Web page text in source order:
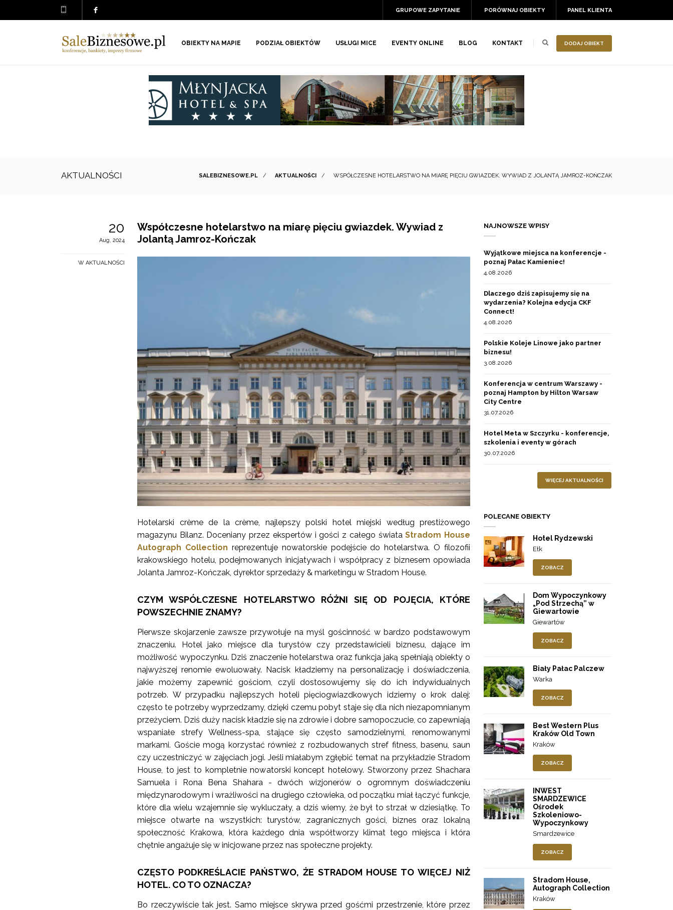
PANEL KLIENTA
PORÓWNAJ OBIEKTY
GRUPOWE ZAPYTANIE
DODAJ OBIEKT
OBIEKTY NA MAPIE PODZIAŁ OBIEKTÓW USŁUGI MICE EVENTY ONLINE BLOG KONTAKT
AKTUALNOŚCI SALEBIZNESOWE.PL / AKTUALNOŚCI / WSPÓŁCZESNE HOTELARSTWO NA MIARĘ PIĘCIU GWIAZDEK. WYWIAD Z JOLANTĄ JAMROZ-KOŃCZAK
20
Aug, 2024
W AKTUALNOŚCI
Współczesne hotelarstwo na miarę pięciu gwiazdek. Wywiad z
Jolantą Jamroz-Kończak
Hotelarski crème de la crème, najlepszy polski hotel miejski według prestiżowego
magazynu Bilanz. Doceniany przez ekspertów i gości z całego świataStradom House
Autograph Collection reprezentuje nowatorskie podejście do hotelarstwa. O filozofii
krakowskiego hotelu, podejmowanych inicjatywach i współpracy z biznesem opowiada
Jolanta Jamroz-Kończak, dyrektor sprzedaży & marketingu w Stradom House.
CZYM WSPÓŁCZESNE HOTELARSTWO RÓŻNI SIĘ OD POJĘCIA, KTÓRE
POWSZECHNIE ZNAMY?
Pierwsze skojarzenie zawsze przywołuje na myśl gościnność w bardzo podstawowym
znaczeniu. Hotel jako miejsce dla turystów czy przedstawicieli biznesu, dające im
możliwość wypoczynku. Dziś znaczenie hotelarstwa oraz funkcja jaką spełniają obiekty o
najwyższej renomie ewoluowały. Nacisk kładziemy na personalizację i doświadczenia,
jakie możemy zapewnić gościom, czyli dostosowujemy się do ich indywidualnych
potrzeb. W przypadku najlepszych hoteli pięciogwiazdkowych idziemy o krok dalej:
często te potrzeby wyprzedzamy, dzięki czemu pobyt staje się dla nich niezapomnianym
przeżyciem. Dziś duży nacisk kładzie się na zdrowie i dobre samopoczucie, co zapewniają
wspaniałe strefy Wellness-spa, stające się często samodzielnymi, renomowanymi
markami. Goście mogą korzystać również z rozbudowanych stref fitness, basenu, saun
czy uczestniczyć w zajęciach jogi. Jeśli miałabym zgłębić temat na przykładzie Stradom
House, to jest to kompletnie nowatorski koncept hotelowy. Stworzony przez Shachara
Samuela i Rona Bena Shahara - dwóch wizjonerów o ogromnym doświadczeniu
międzynarodowym i wrażliwości na drugiego człowieka, od początku miał łączyć funkcje,
które dla wielu wzajemnie się wykluczały, a dziś wiemy, że był to strzał w dziesiątkę. To
miejsce otwarte na wszystkich: turystów, zagranicznych gości, biznes oraz lokalną
społeczność Krakowa, która każdego dnia współtworzy klimat tego miejsca i która
chętnie angażuje się w inicjowane przez nas społeczne projekty.
CZĘSTO PODKREŚLACIE PAŃSTWO, ŻE STRADOM HOUSE TO WIĘCEJ NIŻ
HOTEL. CO TO OZNACZA?
Bo rzeczywiście tak jest. Samo miejsce skrywa przed gośćmi przestrzenie, które przez
NAJNOWSZE WPISY
Wyjątkowe miejsca na konferencje -
poznaj Pałac Kamieniec!
4.08.2026
Dlaczego dziś zapisujemy się na
wydarzenia? Kolejna edycja CKF
Connect!
4.08.2026
Polskie Koleje Linowe jako partner
biznesu!
3.08.2026
Konferencja w centrum Warszawy -
poznaj Hampton by Hilton Warsaw
City Centre
31.07.2026
Hotel Meta w Szczyrku - konferencje,
szkolenia i eventy w górach
30.07.2026
WIĘCEJ AKTUALNOŚCI
POLECANE OBIEKTY
Hotel Rydzewski
Ełk
ZOBACZ
Dom Wypoczynkowy
„Pod Strzechą” w
Giewartowie
Giewartów
ZOBACZ
Biały Pałac Palczew
Warka
ZOBACZ
Best Western Plus
Kraków Old Town
Kraków
ZOBACZ
INWEST
SMARDZEWICE
Ośrodek
Szkoleniowo-
Wypoczynkowy
Smardzewice
ZOBACZ
Stradom House,
Autograph Collection
Kraków